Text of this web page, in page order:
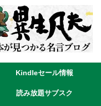
Kindleセール情報
読み放題サブスク